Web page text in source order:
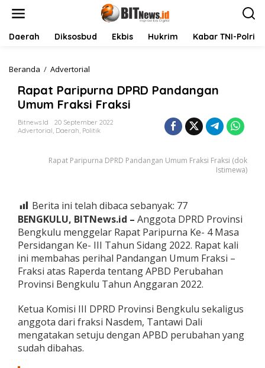
Daerah Diksosbud Ekbis Hukrim Kabar TNI-Polri
Beranda / Advertorial
p
a
t
P
a
p
a
D
P
R
D
P
a
n
a
n
g
a
Rapat Paripurna DPRD Pandangan
Umum Fraksi Fraksi
Bitnews.id
20 September 2022
Advertorial, Daerah, Politik
Rapat Paripurna DPRD Pandangan Umum Fraksi Fraksi (dok
Istimewa)
Berita ini telah dibaca sebanyak: 77
BENGKULU, BITNews.id – Anggota DPRD Provinsi
Bengkulu menggelar Rapat Paripurna Ke- 4 Masa
Persidangan Ke- III Tahun Sidang 2022. Rapat kali
ini membahas perihal Pandangan Umum Fraksi –
Fraksi atas Raperda tentang APBD Perubahan
Provinsi Bengkulu Tahun Anggaran 2022.
Ketua Komisi III DPRD Provinsi Bengkulu sekaligus
anggota dari fraksi Nasdem, Tantawi Dali
mengatakan setuju dengan APBD perubahan yang
sudah dibahas.